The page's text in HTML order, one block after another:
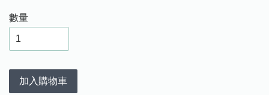
數量
加入購物車